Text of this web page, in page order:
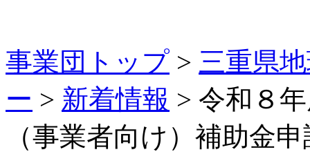
事業団トップ > 三重県
ー > 新着情報 > 令和８
（事業者向け）補助金